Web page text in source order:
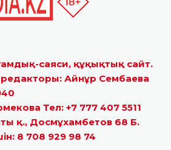
саяси, құқықтық сайт.
редакторы: Айнұр Сембаева
Тел: +7 777 407 5511
қ., Досмұхамбетов 68 Б.
8 708 929 98 74